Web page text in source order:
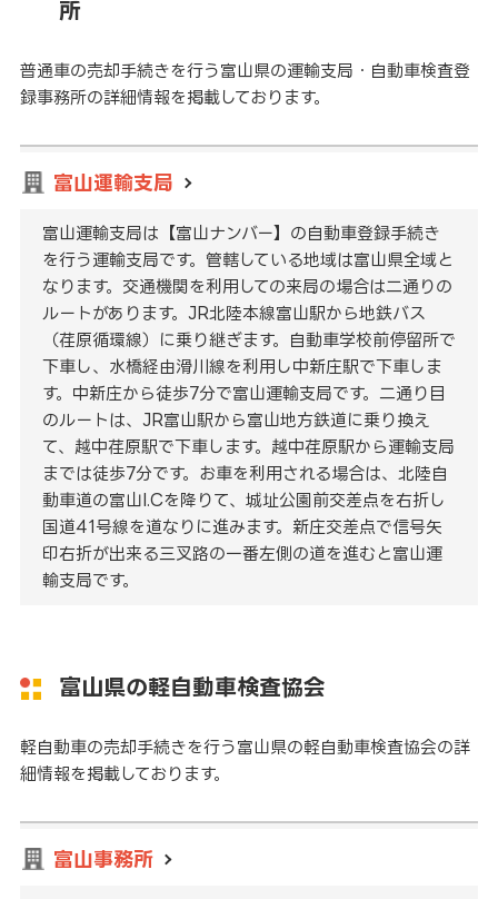
所
普通車の売却手続きを行う富山県の運輸支局・自動車検査登
録事務所の詳細情報を掲載しております。
富山運輸支局
富山運輸支局は【富山ナンバー】の自動車登録手続き
を行う運輸支局です。管轄している地域は富山県全域と
なります。交通機関を利用しての来局の場合は二通りの
ルートがあります。JR北陸本線富山駅から地鉄バス
（荏原循環線）に乗り継ぎます。自動車学校前停留所で
下車し、水橋経由滑川線を利用し中新庄駅で下車しま
す。中新庄から徒歩7分で富山運輸支局です。二通り目
のルートは、JR富山駅から富山地方鉄道に乗り換え
て、越中荏原駅で下車します。越中荏原駅から運輸支局
までは徒歩7分です。お車を利用される場合は、北陸自
動車道の富山I.Cを降りて、城址公園前交差点を右折し
国道41号線を道なりに進みます。新庄交差点で信号矢
印右折が出来る三叉路の一番左側の道を進むと富山運
輸支局です。
富山県の軽自動車検査協会
軽自動車の売却手続きを行う富山県の軽自動車検査協会の詳
細情報を掲載しております。
富山事務所